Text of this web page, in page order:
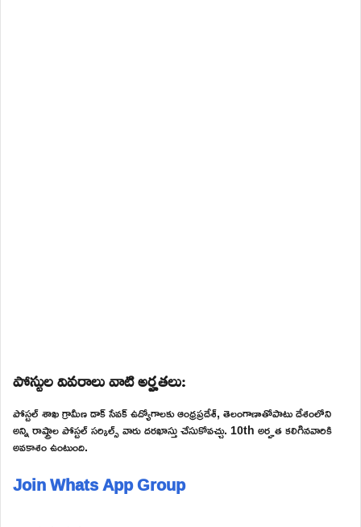
పోస్టుల వివరాలు వాటి అర్హతలు:
పోస్టల్ శాఖ గ్రామీణ డాక్ సేవక్ ఉద్యోగాలకు ఆంధ్రప్రదేశ్, తెలంగాణాతోపాటు దేశంలోని
అన్ని రాష్ట్రాల పోస్టల్ సర్కిల్స్ వారు దరఖాస్తు చేసుకోవచ్చు. 10th అర్హత కలిగినవారికి
అవకాశం ఉంటుంది.
Join Whats App Group